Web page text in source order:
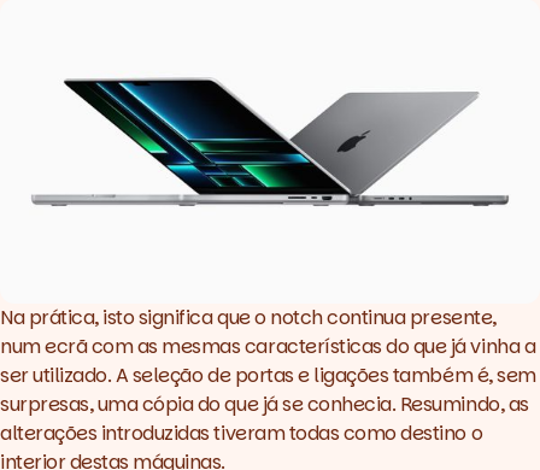
Na prática, isto significa que o notch continua presente,
num ecrã com as mesmas características do que já vinha a
ser utilizado. A seleção de portas e ligações também é, sem
surpresas, uma cópia do que já se conhecia. Resumindo, as
alterações introduzidas tiveram todas como destino o
interior destas máquinas.